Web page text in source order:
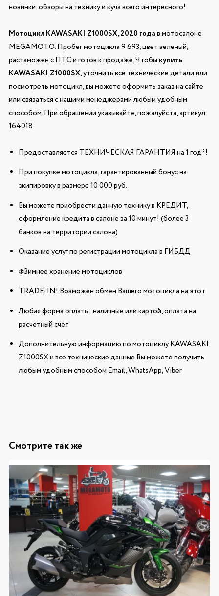
новинки, обзоры на технику и куча всего интересного!
Мотоцикл KAWASAKI Z1000SX, 2020 годав мотосалоне
MEGAMOTO. Пробег мотоцикла 9 693, цвет зеленый,
растаможен с ПТС и готов к продаже. Чтобы купить
KAWASAKI Z1000SX, уточнить все технические детали или
посмотреть мотоцикл, вы можете оформить заказ на сайте
или связаться с нашими менеджерами любым удобным
способом. При обращении указывайте, пожалуйста, артикул
164018
Предоставляется ТЕХНИЧЕСКАЯ ГАРАНТИЯ на 1 год*!
При покупке мотоцикла, гарантированный бонус на
экипировку в размере 10 000 руб.
Вы можете приобрести данную технику в КРЕДИТ,
оформление кредита в салоне за 10 минут! (более 3
банков на территории салона)
Оказание услуг по регистрации мотоцикла в ГИБДД
❄️Зимнее хранение мотоциклов
TRADE-IN! Возможен обмен Вашего мотоцикла на этот
Любая форма оплаты: наличные или картой, оплата на
расчётный счёт
Дополнительную информацию по мотоциклу KAWASAKI
Z1000SX и все технические данные Вы можете получить
любым удобным способом Email, WhatsApp, Viber
Смотрите так же